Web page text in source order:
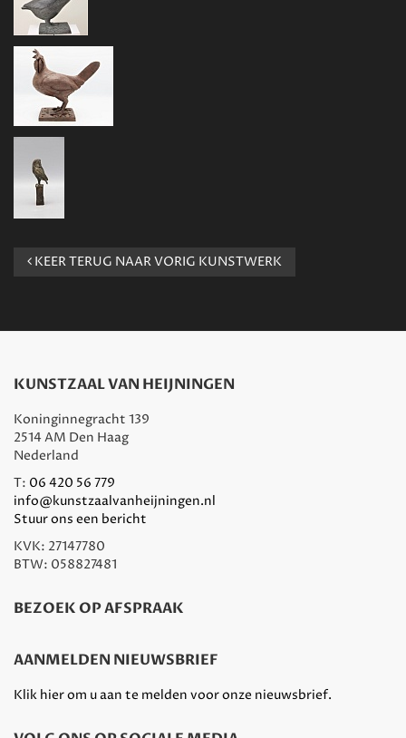
KEER TERUG NAAR VORIG KUNSTWERK
KUNSTZAAL VAN HEIJNINGEN
Koninginnegracht 139
2514 AM Den Haag
Nederland
T: 06 420 56 779
info@kunstzaalvanheijningen.nl
Stuur ons een bericht
KVK: 27147780
BTW: 058827481
BEZOEK OP AFSPRAAK
AANMELDEN NIEUWSBRIEF
Klik hier om u aan te melden voor onze nieuwsbrief.